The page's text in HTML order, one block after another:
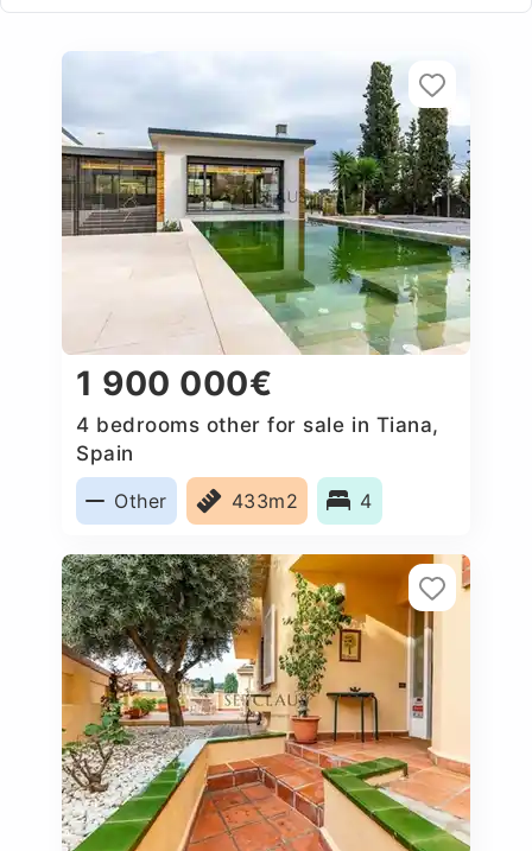
1 900 000€
4 bedrooms other for sale in Tiana,
Spain
Other
433m2 4